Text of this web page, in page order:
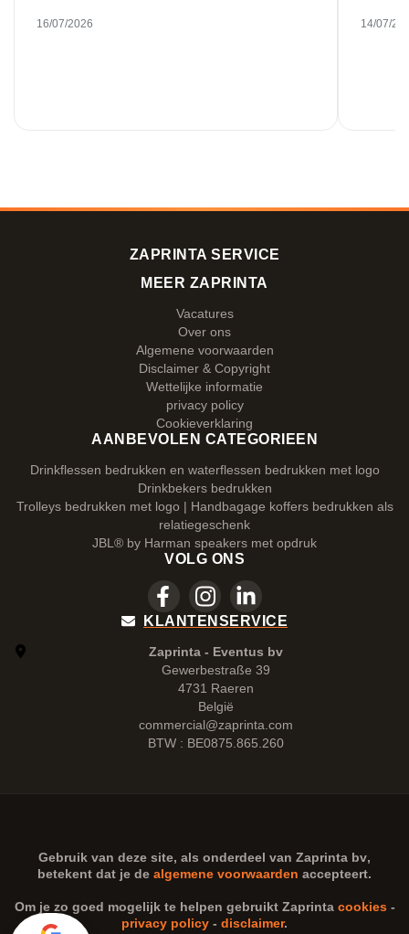
16/07/2026 14/07/
ZAPRINTA SERVICE
MEER ZAPRINTA
Vacatures
Over ons
Algemene voorwaarden
Disclaimer & Copyright
Wettelijke informatie
privacy policy
Cookieverklaring
AANBEVOLEN CATEGORIEEN
Drinkflessen bedrukken en waterflessen bedrukken met logo
Drinkbekers bedrukken
Trolleys bedrukken met logo | Handbagage koffers bedrukken als
relatiegeschenk
JBL® by Harman speakers met opdruk
VOLG ONS
KLANTENSERVICE
Zaprinta - Eventus bv
Gewerbestraße 39
4731 Raeren
België
commercial@zaprinta.com
BTW : BE0875.865.260
Gebruik van deze site, als onderdeel van Zaprinta bv,
betekent dat je de algemene voorwaarden accepteert.
Om je zo goed mogelijk te helpen gebruikt Zaprinta cookies-
privacy policy - disclaimer.